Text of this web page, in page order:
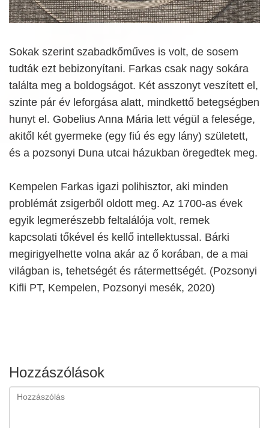
Sokak szerint szabadkőműves is volt, de sosem
tudták ezt bebizonyítani. Farkas csak nagy sokára
találta meg a boldogságot. Két asszonyt veszített el,
szinte pár év leforgása alatt, mindkettő betegségben
hunyt el. Gobelius Anna Mária lett végül a felesége,
akitől két gyermeke (egy fiú és egy lány) született,
és a pozsonyi Duna utcai házukban öregedtek meg.
Kempelen Farkas igazi polihisztor, aki minden
problémát zsigerből oldott meg. Az 1700-as évek
egyik legmerészebb feltalálója volt, remek
kapcsolati tőkével és kellő intellektussal. Bárki
megirigyelhette volna akár az ő korában, de a mai
világban is, tehetségét és rátermettségét. (Pozsonyi
Kifli PT, Kempelen, Pozsonyi mesék, 2020)
Hozzászólások